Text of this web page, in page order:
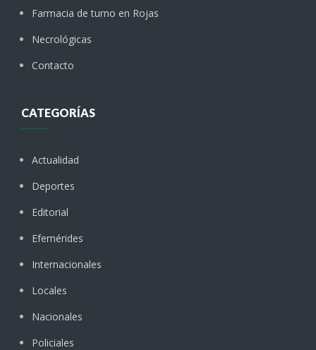
Farmacia de turno en Rojas
Necrológicas
Contacto
CATEGORÍAS
Actualidad
Deportes
Editorial
Efemérides
Internacionales
Locales
Nacionales
Policiales